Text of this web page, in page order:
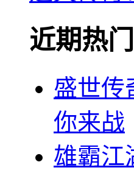
近期热门
盛世传
你来战
雄霸江